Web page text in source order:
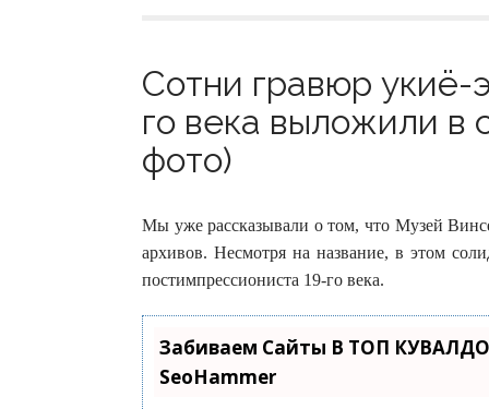
Сотни гравюр укиё-
го века выложили в
фото)
Мы уже рассказывали о том, что Музей
архивов. Несмотря на название, в этом
постимпрессиониста 19-го века.
Забиваем Сайты В ТОП
SeoHammer